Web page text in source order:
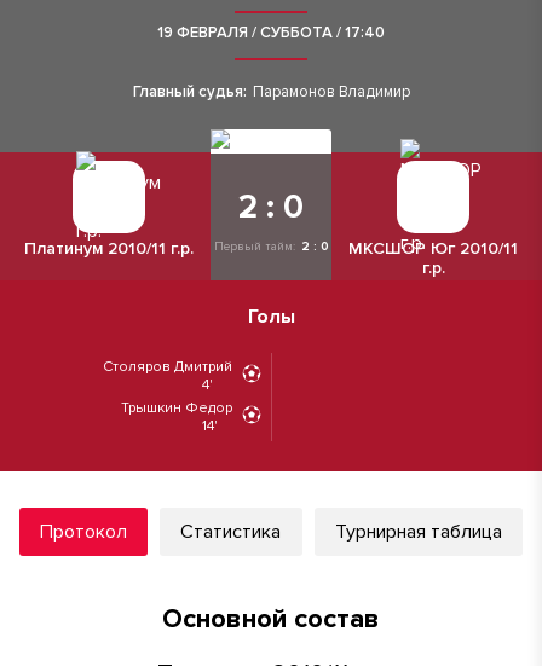
19 ФЕВРАЛЯ / СУББОТА / 17:40
Главный судья: Парамонов Владимир
Платинум 2010/11 г.р.
2 : 0
Первый тайм: 2 : 0
МКСШОР Юг 2010/11
г.р.
Голы
Столяров Дмитрий
4'
Трышкин Федор
14'
Протокол Статистика Турнирная таблица
Основной состав